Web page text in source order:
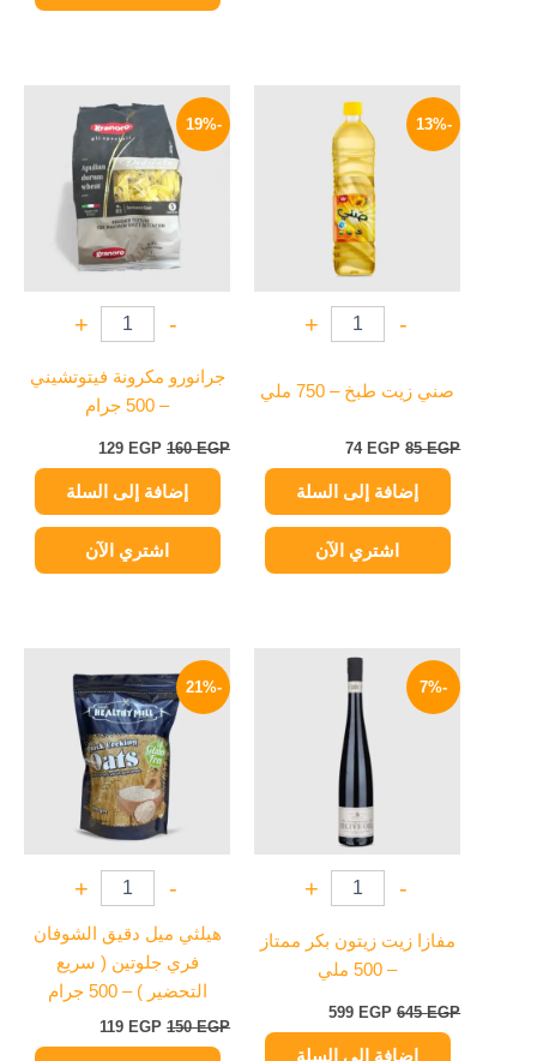
-13%
-
+
صني زيت طبخ – 750 ملي
85EGP
الأصلي
74 EGP
الحالي
هو:
74 EGP.
إضافة إلى السلة
اشتري الآن
-19%
-
+
جرانورو مكرونة فيتوتشيني
– 500 جرام
160EGP
الأصلي
160 EGP.
129 EGP
الحالي
هو:
129 EGP.
إضافة إلى السلة
اشتري الآن
-7%
-
+
مفازا زيت زيتون بكر ممتاز
– 500 ملي
645EGP
السعر
الأصلي
599 EGP
إضافة إلى السلة
-21%
-
+
هيلثي ميل دقيق الشوفان
فري جلوتين ( سريع
التحضير ) – 500 جرام
150EGP
الأصلي
هو:
150 EGP.
119 EGP
الحالي
هو:
119 EGP.